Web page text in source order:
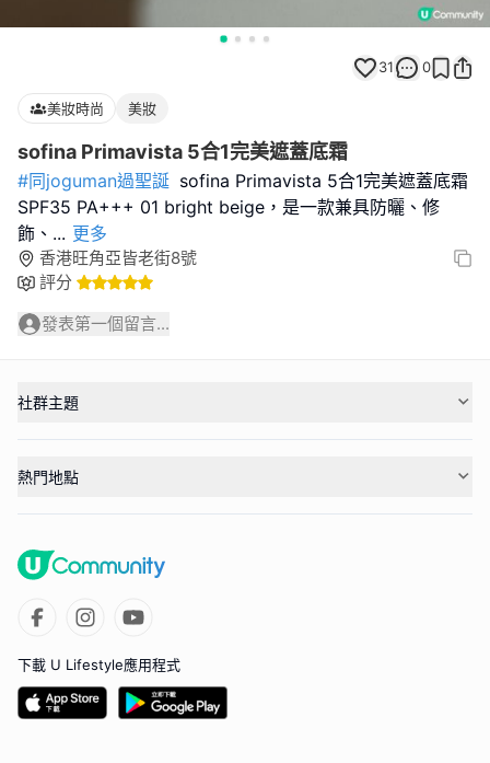
31 0
美妝時尚 美妝
sofina Primavista 5合1完美遮蓋底霜
#同joguman過聖誕 sofina Primavista 5合1完美遮蓋底霜
SPF35 PA+++ 01 bright beige，是一款兼具防曬、修
飾、 ... 更多
香港旺角亞皆老街8號
評分
發表第一個留言...
社群主題
熱門地點
下載 U Lifestyle應用程式